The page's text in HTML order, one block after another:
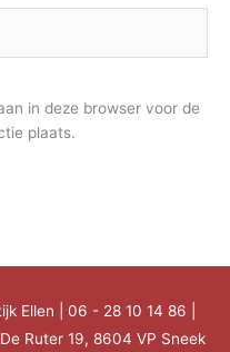
in deze browser voor de
plaats.
Ellen | 06 - 28 10 14 86 |
Ruter 19, 8604 VP Sneek